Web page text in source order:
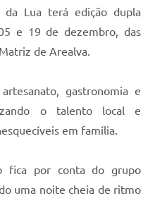
da Lua terá edição dupla
e 19 de dezembro, das
de Arealva.
gastronomia e
o talento local e
em família.
fica por conta do grupo
uma noite cheia de ritmo